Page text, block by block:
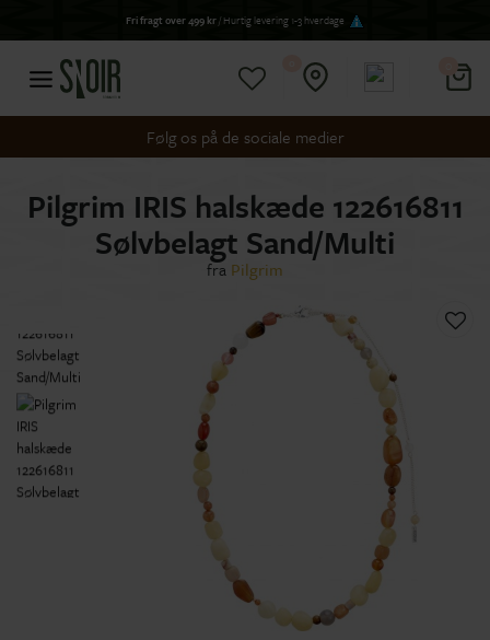
Fri fragt over 499 kr/ Hurtig levering 1-3 hverdage
Følg os på de sociale medier
Pilgrim IRIS halskæde 122616811
Sølvbelagt Sand/Multi
fra Pilgrim